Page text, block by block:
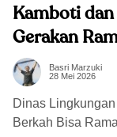
Kamboti
Gerakan
Basri Marzuki
28 Mei 2026
Dinas
Berkah Bisa